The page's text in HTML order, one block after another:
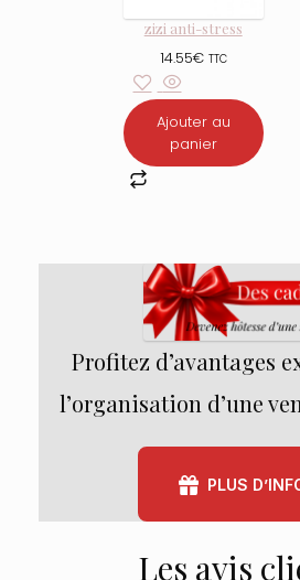
zizi anti-stress
14.55€ TTC
Ajouter au
panier
Profitez d’avantages
l’organisation d’une
PLUS
Les avis